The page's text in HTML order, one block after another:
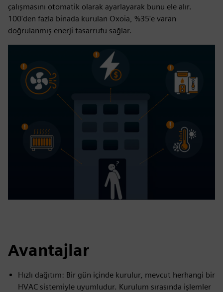
çalışmasını otomatik olarak ayarlayarak bunu ele alır.
100'den fazla binada kurulan Oxoia, %35'e varan
doğrulanmış enerji tasarrufu sağlar.
Avantajlar
Hızlı dağıtım: Bir gün içinde kurulur, mevcut herhangi bir
HVAC sistemiyle uyumludur. Kurulum sırasında işlemler